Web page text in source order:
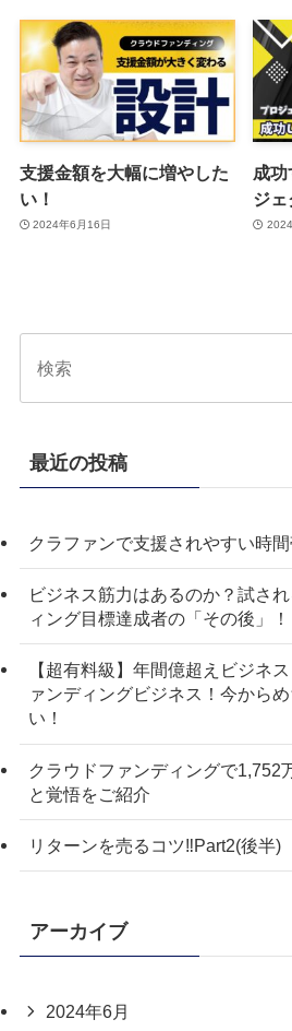
支援金額を大幅に増やした
い！
2024年6月16日
成功
ジェ
最近の投稿
クラファンで支援されやすい時間
ビジネス筋力はあるのか？試さ
ィング目標達成者の「その後」！
【超有料級】年間億超えビジネ
ァンディングビジネス！今から
い！
クラウドファンディングで1,752
と覚悟をご紹介
リターンを売るコツ‼️Part2(後半)
アーカイブ
2024年6月